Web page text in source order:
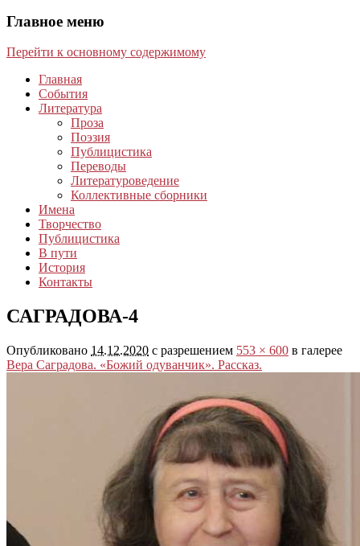
Главное меню
Перейти к основному содержимому
Главная
События
Литература
Проза
Поэзия
Публицистика
Переводы
Литературоведение
Коллективные сборники
Имена
Творчество
Публицистика
В пути
История
Контакты
САГРАДОВА-4
Опубликовано 14.12.2020 с разрешением 553 × 600 в галерее
Вера Саградова. «Божий одуванчик». Рассказ.